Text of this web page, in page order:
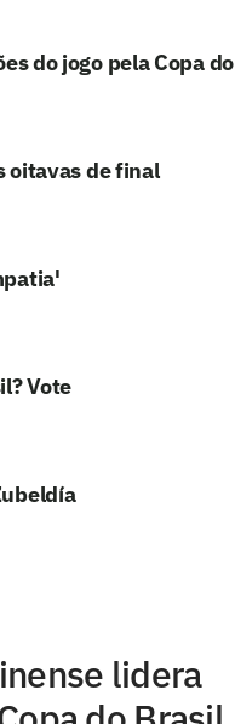
do jogo pela Copa do
oitavas de final
Vote
lidera